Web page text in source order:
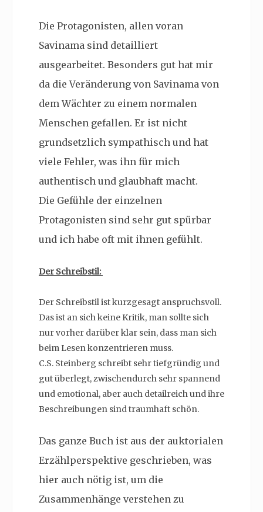
Die Protagonisten, allen voran
Savinama sind detailliert
ausgearbeitet. Besonders gut hat mir
da die Veränderung von Savinama von
dem Wächter zu einem normalen
Menschen gefallen. Er ist nicht
grundsetzlich sympathisch und hat
viele Fehler, was ihn für mich
authentisch und glaubhaft macht.
Die Gefühle der einzelnen
Protagonisten sind sehr gut spürbar
und ich habe oft mit ihnen gefühlt.
Der Schreibstil:
Der Schreibstil ist kurzgesagt anspruchsvoll.
Das ist an sich keine Kritik, man sollte sich
nur vorher darüber klar sein, dass man sich
beim Lesen konzentrieren muss.
C.S. Steinberg schreibt sehr tiefgründig und
gut überlegt, zwischendurch sehr spannend
und emotional, aber auch detailreich und ihre
Beschreibungen sind traumhaft schön.
Das ganze Buch ist aus der auktorialen
Erzählperspektive geschrieben, was
hier auch nötig ist, um die
Zusammenhänge verstehen zu